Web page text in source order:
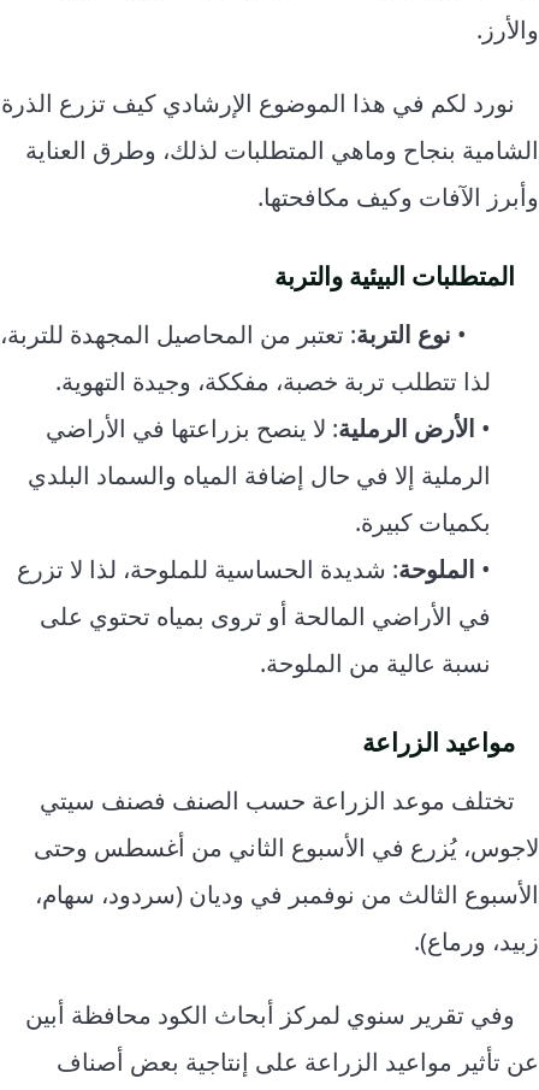
والأرز.
نورد لكم في هذا الموضوع الإرشادي كيف تزرع الذرة
الشامية بنجاح وماهي المتطلبات لذلك، وطرق العناية
وأبرز الآفات وكيف مكافحتها.
المتطلبات البيئية والتربة
• نوع التربة: تعتبر من المحاصيل المجهدة للتربة،
لذا تتطلب تربة خصبة، مفككة، وجيدة التهوية.
• الأرض الرملية: لا ينصح بزراعتها في الأراضي
الرملية إلا في حال إضافة المياه والسماد البلدي
بكميات كبيرة.
• الملوحة: شديدة الحساسية للملوحة، لذا لا تزرع
في الأراضي المالحة أو تروى بمياه تحتوي على
نسبة عالية من الملوحة.
مواعيد الزراعة
تختلف موعد الزراعة حسب الصنف فصنف سيتي
لاجوس، يُزرع في الأسبوع الثاني من أغسطس وحتى
الأسبوع الثالث من نوفمبر في وديان (سردود، سهام،
زبيد، ورماع).
وفي تقرير سنوي لمركز أبحاث الكود محافظة أبين
عن تأثير مواعيد الزراعة على إنتاجية بعض أصناف